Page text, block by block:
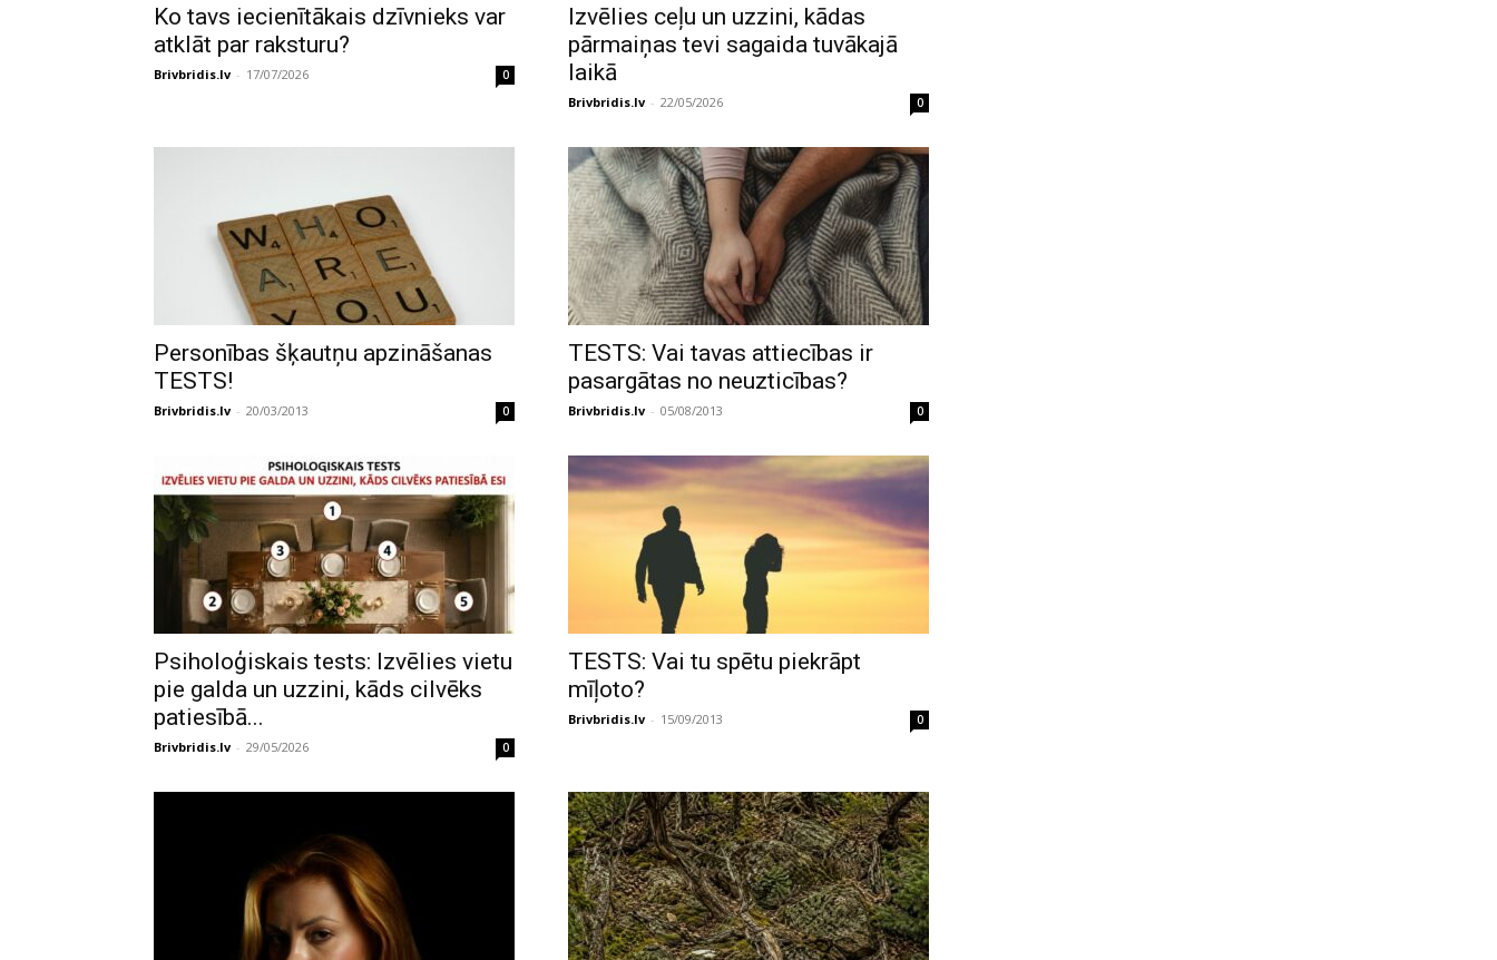
Ko tavs iecienītākais dzīvnieks var
atklāt par raksturu?
Brivbridis.lv - 17/07/2026 0
Izvēlies ceļu un uzzini, kādas
pārmaiņas tevi sagaida tuvākajā
laikā
Brivbridis.lv - 22/05/2026 0
Personības šķautņu apzināšanas
TESTS!
Brivbridis.lv - 20/03/2013 0
TESTS: Vai tavas attiecības ir
pasargātas no neuzticības?
Brivbridis.lv - 05/08/2013 0
Psiholoģiskais tests: Izvēlies vietu
pie galda un uzzini, kāds cilvēks
patiesībā...
Brivbridis.lv - 29/05/2026 0
TESTS: Vai tu spētu piekrāpt
mīļoto?
Brivbridis.lv - 15/09/2013 0